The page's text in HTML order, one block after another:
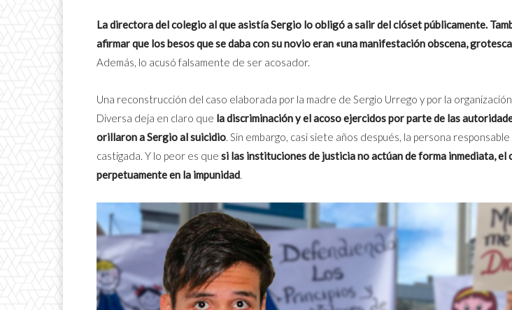
La directora del colegio al que asistía Sergio lo obligó a salir del clóset públicamente.
afirmar que los besos que se daba con su novio eran «una manifestación obscena,
Además, lo acusó falsamente de ser acosador.
Una reconstrucción del caso elaborada por la madre de Sergio Urrego y por la
Diversa deja en claro que la discriminación y el acoso ejercidos por parte de las
orillaron a Sergio al suicidio. Sin embargo, casi siete años después, la persona
castigada. Y lo peor es que si las instituciones de justicia no actúan de forma inmediata, el
perpetuamente en la impunidad.